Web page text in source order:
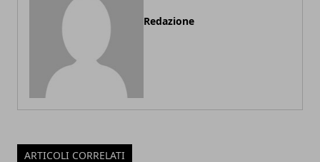
Redazione
ARTICOLI CORRELATI